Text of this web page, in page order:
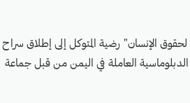
الإنسان" رضية المتوكل إلى إطلاق سراح
العاملة في اليمن من قبل جماعة